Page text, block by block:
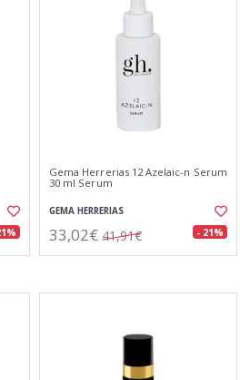
Gema Herrerias 12 Azelaic-n Serum
30 ml Serum
GEMA HERRERIAS
33,02€ 41,91€ - 21%